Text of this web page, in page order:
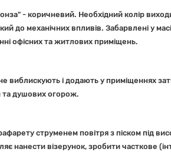
- коричневий. Необхідний колір
до механічних впливів. Забарвлені у
офісних та житлових приміщень.
виблискують і додають у приміщеннях
та душових огорож.
струменем повітря з піском під
нанести візерунок, зробити часткове